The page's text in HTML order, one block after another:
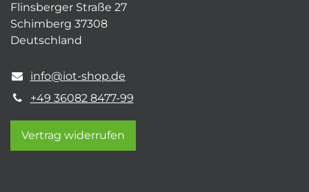
Flinsberger Straße 27
Schimberg 37308
Deutschland
info@iot-shop.de
+49 36082 8477-99
Vertrag widerrufen